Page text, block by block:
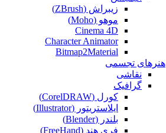
زیبراش (ZBrush)
موهو (Moho)
Cinema 4D
Character Animator
Bitmap2Material
هنرهای تجسمی
نقاشی‌
گرافیک
کورل (CorelDRAW)
ایلاستریتور (Illustrator)
بلندر (Blender)
فری هند (FreeHand)